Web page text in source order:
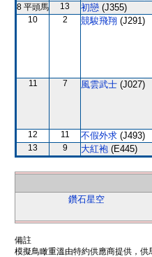
8 平頭馬 13 初戀 (J355)
10 2 競駿飛翔 (J291)
11 7 風雲武士 (J027)
12 11 不假外求 (J493)
13 9 大紅袍 (E445)
鑽石星空
備註
模擬鳥瞰重溫由特約供應商提供，